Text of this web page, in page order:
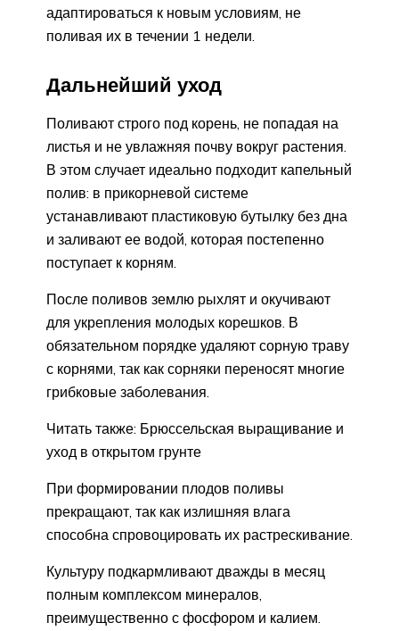
адаптироваться к новым условиям, не
поливая их в течении 1 недели.
Дальнейший уход
Поливают строго под корень, не попадая на
листья и не увлажняя почву вокруг растения.
В этом случает идеально подходит капельный
полив: в прикорневой системе
устанавливают пластиковую бутылку без дна
и заливают ее водой, которая постепенно
поступает к корням.
После поливов землю рыхлят и окучивают
для укрепления молодых корешков. В
обязательном порядке удаляют сорную траву
с корнями, так как сорняки переносят многие
грибковые заболевания.
Читать также: Брюссельская выращивание и
уход в открытом грунте
При формировании плодов поливы
прекращают, так как излишняя влага
способна спровоцировать их растрескивание.
Культуру подкармливают дважды в месяц
полным комплексом минералов,
преимущественно с фосфором и калием.